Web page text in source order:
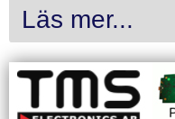
Läs mer...